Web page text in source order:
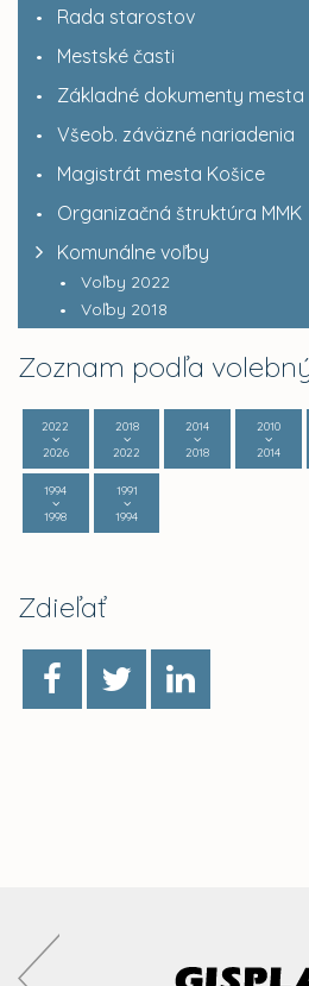
Rada starostov
Mestské časti
Základné dokumenty mesta
Všeob. záväzné nariadenia
Magistrát mesta Košice
Organizačná štruktúra MMK
Komunálne voľby
Voľby 2022
Voľby 2018
Zoznam podľa
2022
2026
2018
2022
2014
2018
2010
2014
1994
1998
1991
1994
Zdieľať